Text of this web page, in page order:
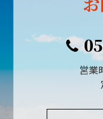
営業